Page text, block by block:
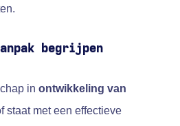
begrijpen
in ontwikkeling van
staat met een effectieve